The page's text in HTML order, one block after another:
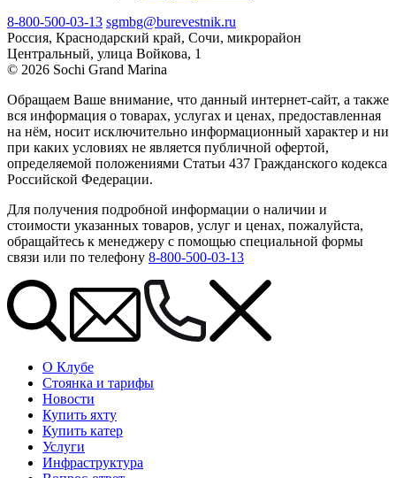
8-800-500-03-13 sgmbg@burevestnik.ru
Россия, Краснодарский край, Сочи, микрорайон
Центральный, улица Войкова, 1
© 2026 Sochi Grand Marina
Обращаем Ваше внимание, что данный интернет-сайт, а также
вся информация о товарах, услугах и ценах, предоставленная
на нём, носит исключительно информационный характер и ни
при каких условиях не является публичной офертой,
определяемой положениями Статьи 437 Гражданского кодекса
Российской Федерации.
Для получения подробной информации о наличии и
стоимости указанных товаров, услуг и ценах, пожалуйста,
обращайтесь к менеджеру с помощью специальной формы
связи или по телефону 8-800-500-03-13
О Клубе
Стоянка и тарифы
Новости
Купить яхту
Купить катер
Услуги
Инфраструктура